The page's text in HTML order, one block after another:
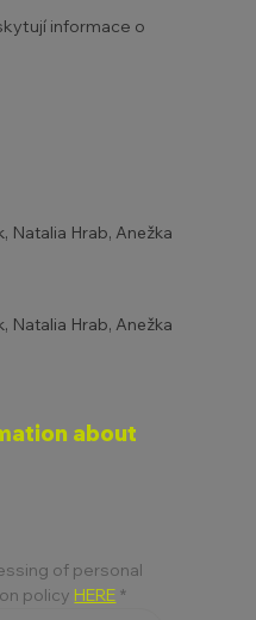
informace o
Natalia Hrab, Anežka
Natalia Hrab, Anežka
about
of personal
policy HERE *